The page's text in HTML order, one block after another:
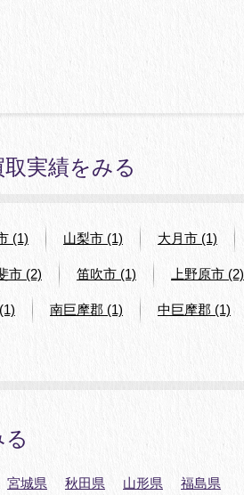
取実績をみる
(1) 山梨市 (1) 大月市 (1)
市 (2) 笛吹市 (1) 上野原市 (2)
南巨摩郡 (1) 中巨摩郡 (1)
宮城県 秋田県 山形県 福島県